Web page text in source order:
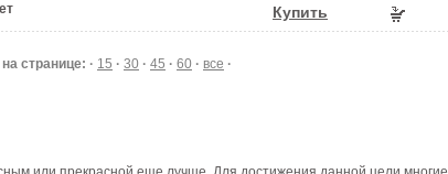
Купить
странице: · 15 · 30 · 45 · 60 · все ·